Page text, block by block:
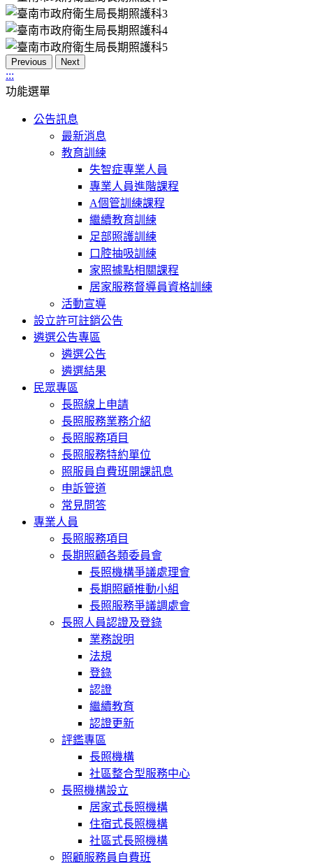
Previous Next
:::
功能選單
公告訊息
最新消息
教育訓練
失智症專業人員
專業人員進階課程
A個管訓練課程
繼續教育訓練
足部照護訓練
口腔抽吸訓練
家照據點相關課程
居家服務督導員資格訓練
活動宣導
設立許可註銷公告
遴選公告專區
遴選公告
遴選結果
民眾專區
長照線上申請
長照服務業務介紹
長照服務項目
長照服務特約單位
照服員自費班開課訊息
申訴管道
常見問答
專業人員
長照服務項目
長期照顧各類委員會
長照機構爭議處理會
長期照顧推動小組
長照服務爭議調處會
長照人員認證及登錄
業務說明
法規
登錄
認證
繼續教育
認證更新
評鑑專區
長照機構
社區整合型服務中心
長照機構設立
居家式長照機構
住宿式長照機構
社區式長照機構
照顧服務員自費班